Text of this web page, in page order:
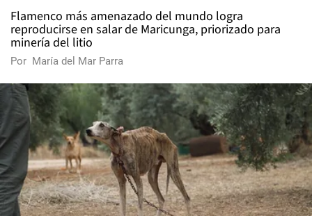
Flamenco más amenazado del mundo logra
reproducirse en salar de Maricunga, priorizado para
minería del litio
Por María del Mar Parra